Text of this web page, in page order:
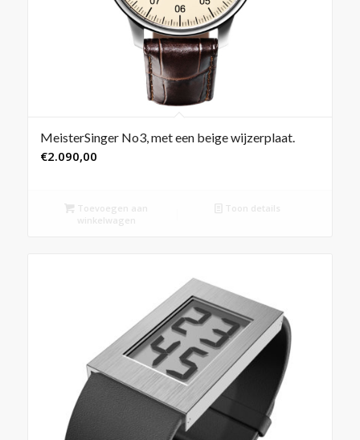
MeisterSinger No3, met een beige wijzerplaat.
€2.090,00
Toevoegen aan
winkelwagen
Toon details